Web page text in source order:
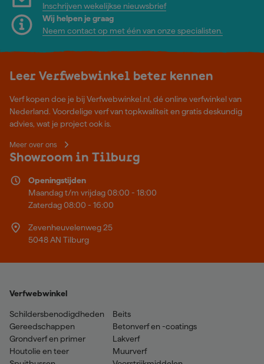
Inschrijven wekelijkse nieuwsbrief
Wij helpen je graag
Neem contact op met één van onze specialisten.
Leer Verfwebwinkel beter kennen
Verf kopen doe je bij Verfwebwinkel.nl, dé online verfwinkel van
Nederland. Voordelige verf van topkwaliteit en gratis deskundig
advies, wat je project ook is.
Meer over ons
Showroom in Tilburg
Openingstijden
Maandag t/m vrijdag 08:00 - 18:00
Zaterdag 08:00 - 16:00
Zevenheuvelenweg 25
5048 AN Tilburg
Verfwebwinkel
Schildersbenodigdheden
Gereedschappen
Grondverf en primer
Houtolie en teer
Beits
Betonverf en -coatings
Lakverf
Muurverf